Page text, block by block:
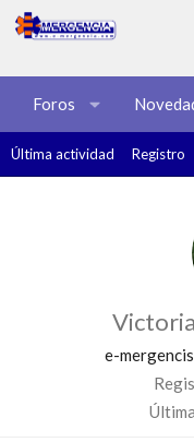
Foros
Última actividad Registro
e-